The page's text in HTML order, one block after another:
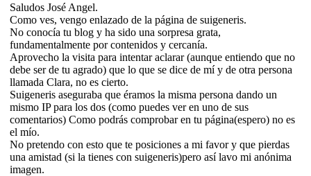
Saludos José Angel.
Como ves, vengo enlazado de la página de suigeneris.
No conocía tu blog y ha sido una sorpresa grata,
fundamentalmente por contenidos y cercanía.
Aprovecho la visita para intentar aclarar (aunque entiendo que no
debe ser de tu agrado) que lo que se dice de mí y de otra persona
llamada Clara, no es cierto.
Suigeneris aseguraba que éramos la misma persona dando un
mismo IP para los dos (como puedes ver en uno de sus
comentarios) Como podrás comprobar en tu página(espero) no es
el mío.
No pretendo con esto que te posiciones a mi favor y que pierdas
una amistad (si la tienes con suigeneris)pero así lavo mi anónima
imagen.